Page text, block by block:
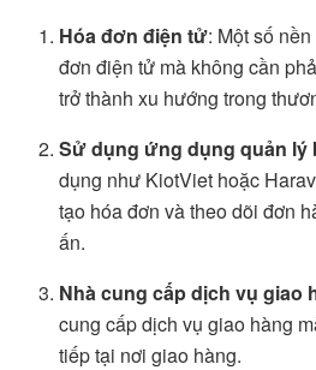
Hóa đơn điện tử: Một số
đơn điện tử mà không cần
trở thành xu hướng trong
Sử dụng ứng dụng quản lý
dụng như KiotViet hoặc
tạo hóa đơn và theo dõi đơn
ấn.
Nhà cung cấp dịch vụ giao
cung cấp dịch vụ giao hàng
tiếp tại nơi giao hàng.